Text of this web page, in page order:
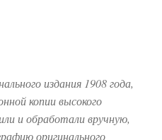
издания 1908 года,
копии высокого
и обработали вручную,
оригинального